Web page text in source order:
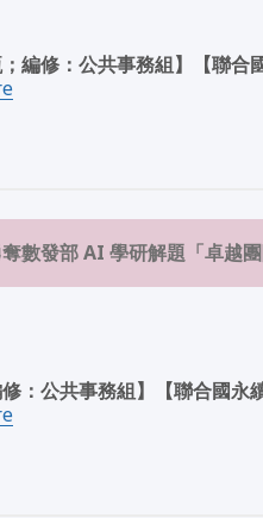
編修：公共事務組】【聯
數發部 AI 學研解題「卓越
：公共事務組】【聯合國